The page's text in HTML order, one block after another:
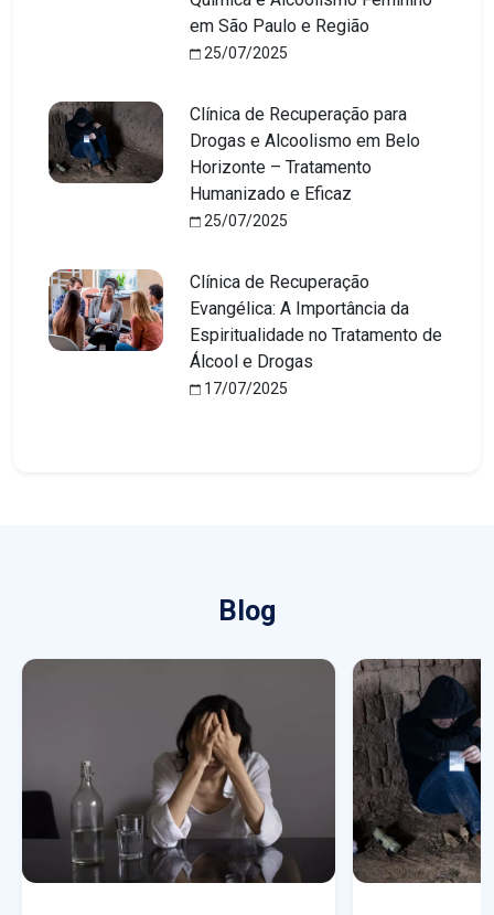
em São Paulo e Região
25/07/2025
Clínica de Recuperação para
Drogas e Alcoolismo em Belo
Horizonte – Tratamento
Humanizado e Eficaz
25/07/2025
Clínica de Recuperação
Evangélica: A Importância da
Espiritualidade no Tratamento de
Álcool e Drogas
17/07/2025
Blog